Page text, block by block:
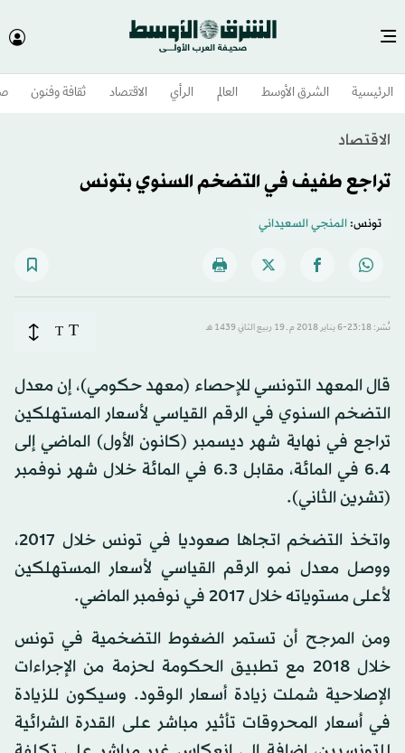
الرئيسية الشرق الأوسط​ العالم الرأي الاقتصاد ثقافة وفنون
الاقتصاد
تراجع طفيف في التضخم السنوي بتونس
تونس:المنجي السعيداني
نُشر: 23:18-6 يناير 2018 م ـ 19 ربيع الثاني 1439 هـ T
T
قال المعهد التونسي للإحصاء (معهد حكومي)، إن معدل
التضخم السنوي في الرقم القياسي لأسعار المستهلكين
تراجع في نهاية شهر ديسمبر (كانون الأول) الماضي إلى
6.4 في المائة، مقابل 6.3 في المائة خلال شهر نوفمبر
(تشرين الثاني).
واتخذ التضخم اتجاها صعوديا في تونس خلال 2017،
ووصل معدل نمو الرقم القياسي لأسعار المستهلكين
لأعلى مستوياته خلال 2017 في نوفمبر الماضي.
ومن المرجح أن تستمر الضغوط التضخمية في تونس
خلال 2018 مع تطبيق الحكومة لحزمة من الإجراءات
الإصلاحية شملت زيادة أسعار الوقود. وسيكون للزيادة
في أسعار المحروقات تأثير مباشر على القدرة الشرائية